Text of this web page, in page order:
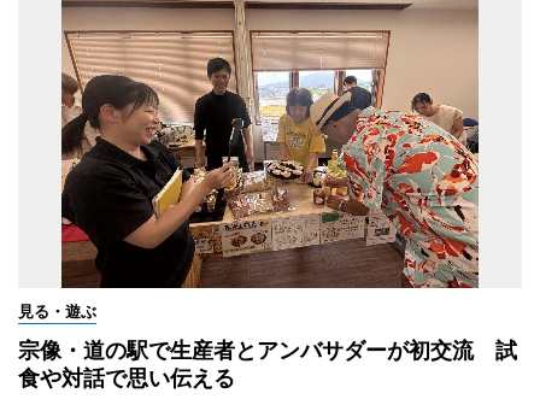
見る・遊ぶ
宗像・道の駅で生産者とアンバサダーが初交流 試
食や対話で思い伝える